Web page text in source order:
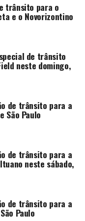
trânsito para o
e o Novorizontino
de trânsito
neste domingo,
de trânsito para a
São Paulo
de trânsito para a
neste sábado,
de trânsito para a
Paulo